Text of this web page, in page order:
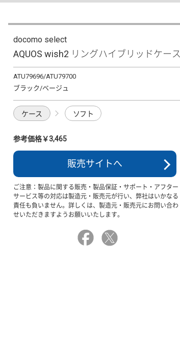
docomo select
AQUOS wish2 リングハイブリッドケース
ATU79696/ATU79700
ブラック/ベージュ
ケース ソフト
参考価格￥3,465
販売サイトへ
ご注意：製品に関する販売・製品保証・サポート・アフター
サービス等の対応は製造元・販売元が行い、弊社はいかなる
責任も負いません。詳しくは、製造元・販売元にお問い合わ
せいただきますようお願いいたします。